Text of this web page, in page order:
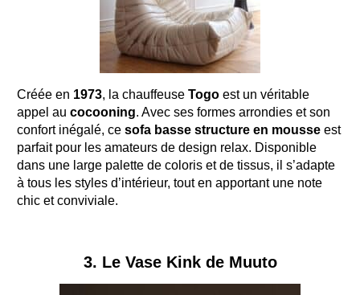
Créée en 1973, la chauffeuse Togo est un véritable
appel au cocooning. Avec ses formes arrondies et son
confort inégalé, ce sofa basse structure en mousse est
parfait pour les amateurs de design relax. Disponible
dans une large palette de coloris et de tissus, il s’adapte
à tous les styles d’intérieur, tout en apportant une note
chic et conviviale.
3. Le Vase Kink de Muuto